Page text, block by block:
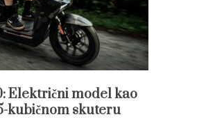
Električni model kao
kubičnom skuteru